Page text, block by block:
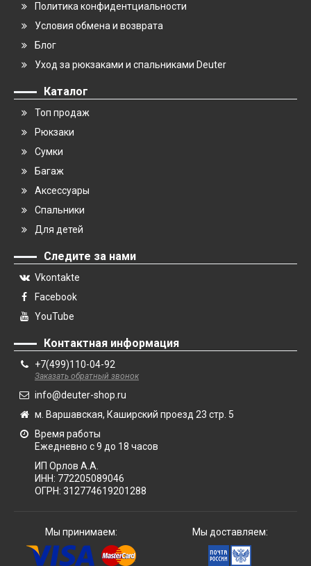
Политика конфидентциальности
Условия обмена и возврата
Блог
Уход за рюкзаками и спальниками Deuter
Каталог
Топ продаж
Рюкзаки
Сумки
Багаж
Аксессуары
Спальники
Для детей
Следите за нами
Vkontakte
Facebook
YouTube
Контактная информация
+7(499)110-04-92
Заказать обратный звонок
info@deuter-shop.ru
м. Варшавская, Каширский проезд 23 стр. 5
Время работы
Ежедневно с 9 до 18 часов
ИП Орлов А.А.
ИНН: 772205089046
ОГРН: 312774619201288
Мы принимаем: Мы доставляем: